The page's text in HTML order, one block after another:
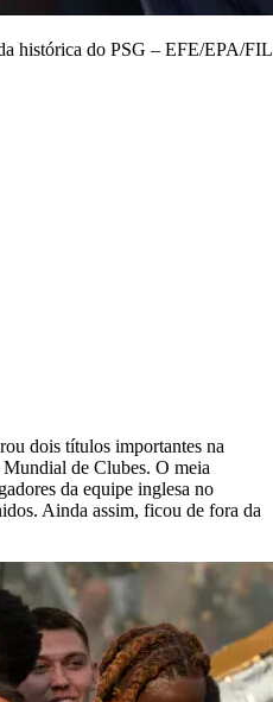
histórica do PSG – EFE/EPA/
dois títulos importantes na
de Clubes. O meia
da equipe inglesa no
Ainda assim, ficou de fora da